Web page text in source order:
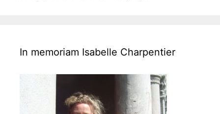
i
In memoriam Isabelle Charpentier